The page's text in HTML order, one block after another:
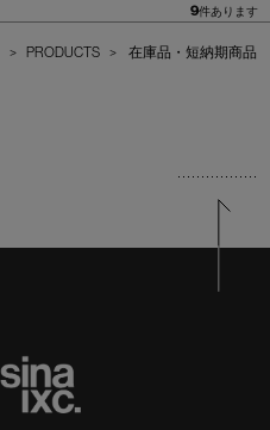
9件あります
> PRODUCTS > 在庫品・短納期商品